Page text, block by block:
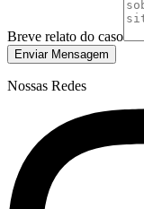
Breve relato do caso
Enviar Mensagem
Nossas Redes